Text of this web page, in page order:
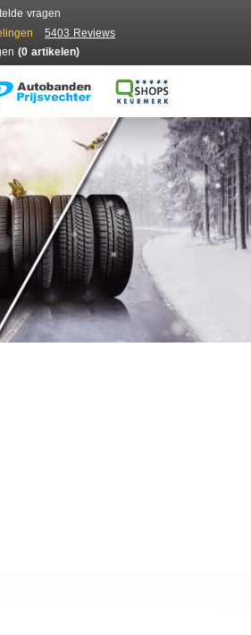
vragen
5403 Reviews
(0 artikelen)
all season banden
bij jou in de buurt
Merken: